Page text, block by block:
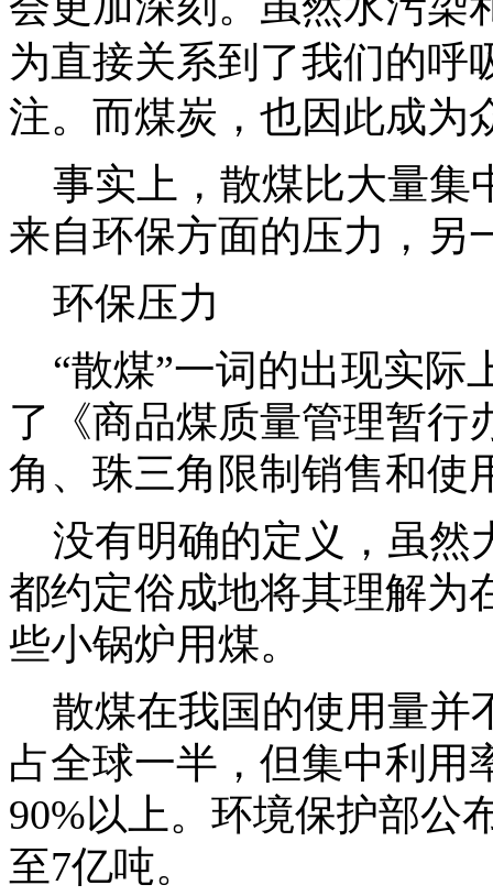
为直接关系到了我们的呼
注。而煤炭，也因此成为
事实上，散煤比大量集
来自环保方面的压力，另
环保压力
“散煤”一词的出现实际
了《商品煤质量管理暂行
角、珠三角限制销售和使
没有明确的定义，虽然
都约定俗成地将其理解为
些小锅炉用煤。
散煤在我国的使用量并
占全球一半，但集中利用
90%以上。环境保护部公
至7亿吨。